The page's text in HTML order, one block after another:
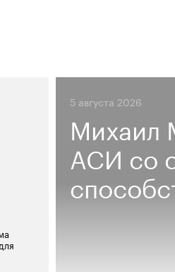
5 августа 2026
Михаил
АСИ со